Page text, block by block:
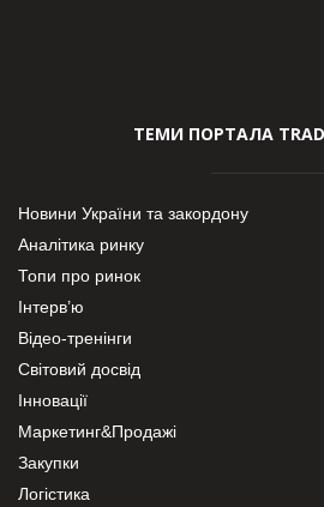
ТЕМИ ПОРТАЛА
Новини України та закордону
Аналітика ринку
Топи про ринок
Інтерв’ю
Відео-тренінги
Світовий досвід
Інновації
Маркетинг&Продажі
Закупки
Логістика